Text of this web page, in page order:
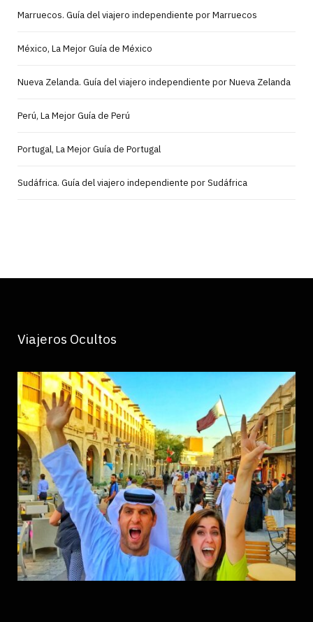
Marruecos. Guía del viajero independiente por Marruecos
México, La Mejor Guía de México
Nueva Zelanda. Guía del viajero independiente por Nueva Zelanda
Perú, La Mejor Guía de Perú
Portugal, La Mejor Guía de Portugal
Sudáfrica. Guía del viajero independiente por Sudáfrica
Viajeros Ocultos